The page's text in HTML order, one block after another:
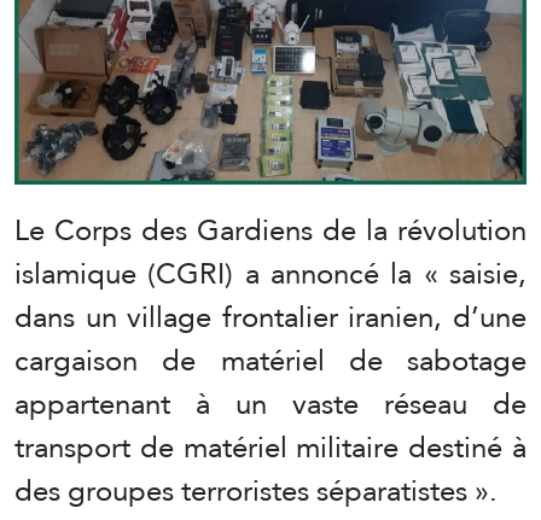
Le Corps des Gardiens de la révolution
islamique (CGRI) a annoncé la « saisie,
dans un village frontalier iranien, d’une
cargaison de matériel de sabotage
appartenant à un vaste réseau de
transport de matériel militaire destiné à
des groupes terroristes séparatistes ».